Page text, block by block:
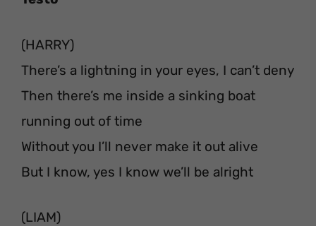
(HARRY)
There’s a lightning in your eyes, I can’t deny
Then there’s me inside a sinking boat
running out of time
Without you I’ll never make it out alive
But I know, yes I know we’ll be alright
(LIAM)